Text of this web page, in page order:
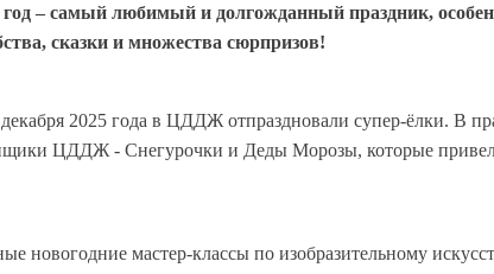
– самый любимый и долгожданный праздник,
сказки и множества сюрпризов!
2025 года в ЦДДЖ отпраздновали супер-ёлки. В
ЦДДЖ - Снегурочки и Деды Морозы, которые
мастер-классы по изобразительному